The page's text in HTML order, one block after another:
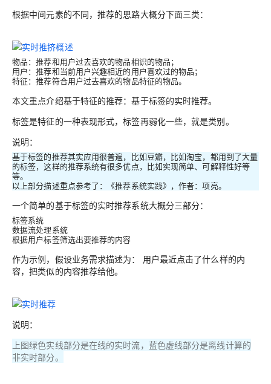
根据中间元素的不同，推荐的思路大概分下面三类：
物品：推荐和用户过去喜欢的物品相识的物品；
用户：推荐和当前用户兴趣相近的用户喜欢过的物品；
特征：推荐符合用户过去喜欢的物品特征的物品。
本文重点介绍基于特征的推荐：基于标签的实时推荐。
标签是特征的一种表现形式，标签再弱化一些，就是类别。
说明：
基于标签的推荐其实应用很普遍，比如豆瓣，比如淘宝，都用到了大量
的标签，这样的推荐系统有很多优点，比如实现简单、可解释性好等
等。
以上部分描述重点参考了：《推荐系统实践》，作者：项亮。
一个简单的基于标签的实时推荐系统大概分三部分：
标签系统
数据流处理系统
根据用户标签筛选出要推荐的内容
作为示例，假设业务需求描述为： 用户最近点击了什么样的内
容，把类似的内容推荐给他。
说明：
上图绿色实线部分是在线的实时流，蓝色虚线部分是离线计算的
非实时部分。